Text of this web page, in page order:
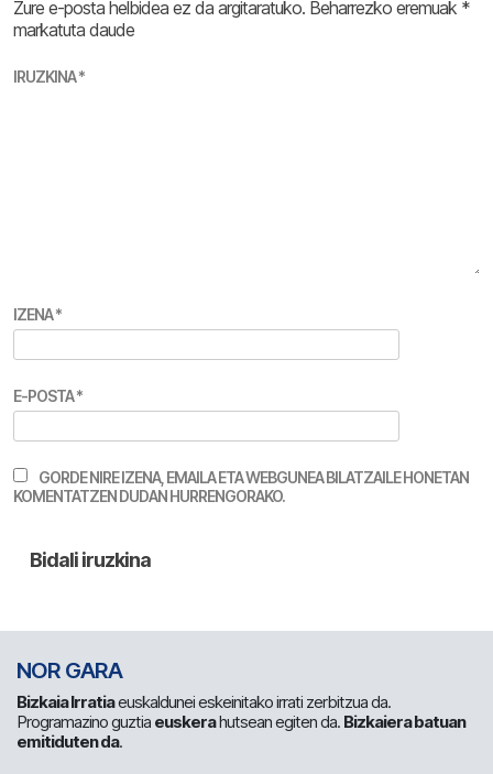
Zure e-posta helbidea ez da argitaratuko. Beharrezko eremuak *
markatuta daude
IRUZKINA*
IZENA*
E-POSTA*
GORDE NIRE IZENA, EMAILA ETA WEBGUNEA BILATZAILE HONETAN
KOMENTATZEN DUDAN HURRENGORAKO.
NOR GARA
Bizkaia Irratiaeuskaldunei eskeinitako irrati zerbitzua da.
Programazino guztia euskerahutsean egiten da. Bizkaiera batuan
emitiduten da.